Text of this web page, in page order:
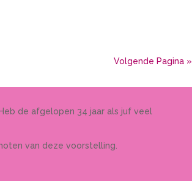
Volgende Pagina »
de afgelopen 34 jaar als juf veel
van deze voorstelling.